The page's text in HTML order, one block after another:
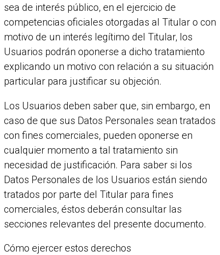
sea de interés público, en el ejercicio de
competencias oficiales otorgadas al Titular o con
motivo de un interés legítimo del Titular, los
Usuarios podrán oponerse a dicho tratamiento
explicando un motivo con relación a su situación
particular para justificar su objeción.
Los Usuarios deben saber que, sin embargo, en
caso de que sus Datos Personales sean tratados
con fines comerciales, pueden oponerse en
cualquier momento a tal tratamiento sin
necesidad de justificación. Para saber si los
Datos Personales de los Usuarios están siendo
tratados por parte del Titular para fines
comerciales, éstos deberán consultar las
secciones relevantes del presente documento.
Cómo ejercer estos derechos